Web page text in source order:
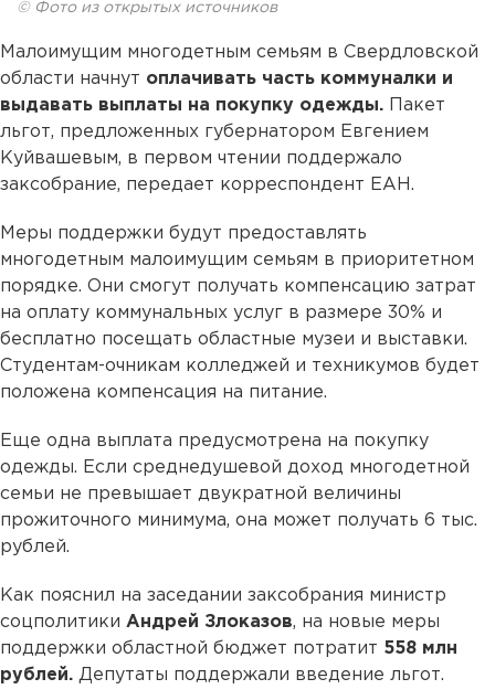
© Фото из открытых источников
Малоимущим многодетным семьям в Свердловской
области начнут оплачивать часть коммуналки и
выдавать выплаты на покупку одежды.
Пакет
льгот, предложенных губернатором Евгением
Куйвашевым, в первом чтении поддержало
заксобрание, передает корреспондент ЕАН.
Меры поддержки будут предоставлять
многодетным малоимущим семьям в приоритетном
порядке. Они смогут получать компенсацию затрат
на оплату коммунальных услуг в размере 30% и
бесплатно посещать областные музеи и выставки.
Студентам-очникам колледжей и техникумов будет
положена компенсация на питание.
Еще одна выплата предусмотрена на покупку
одежды. Если среднедушевой доход многодетной
семьи не превышает двукратной величины
прожиточного минимума, она может получать 6 тыс.
рублей.
Как пояснил на заседании заксобрания министр
соцполитики Андрей Злоказов, на новые меры
поддержки областной бюджет потратит 558 млн
рублей. Депутаты поддержали введение льгот.